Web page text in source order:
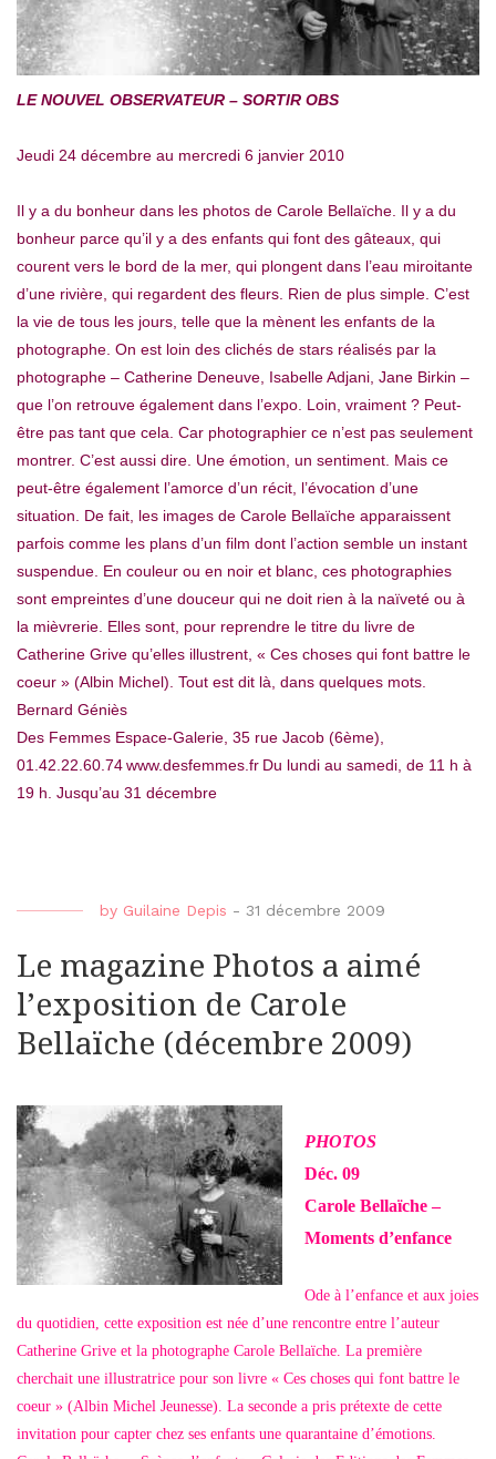
LE NOUVEL OBSERVATEUR – SORTIR OBS
Jeudi 24 décembre au mercredi 6 janvier 2010
Il y a du bonheur dans les photos de Carole Bellaïche. Il y a du
bonheur parce qu’il y a des enfants qui font des gâteaux, qui
courent vers le bord de la mer, qui plongent dans l’eau miroitante
d’une rivière, qui regardent des fleurs. Rien de plus simple. C’est
la vie de tous les jours, telle que la mènent les enfants de la
photographe. On est loin des clichés de stars réalisés par la
photographe – Catherine Deneuve, Isabelle Adjani, Jane Birkin –
que l’on retrouve également dans l’expo. Loin, vraiment ? Peut-
être pas tant que cela. Car photographier ce n’est pas seulement
montrer. C’est aussi dire. Une émotion, un sentiment. Mais ce
peut-être également l’amorce d’un récit, l’évocation d’une
situation. De fait, les images de Carole Bellaïche apparaissent
parfois comme les plans d’un film dont l’action semble un instant
suspendue. En couleur ou en noir et blanc, ces photographies
sont empreintes d’une douceur qui ne doit rien à la naïveté ou à
la mièvrerie. Elles sont, pour reprendre le titre du livre de
Catherine Grive qu’elles illustrent, « Ces choses qui font battre le
coeur » (Albin Michel). Tout est dit là, dans quelques mots.
Bernard Géniès
Des Femmes Espace-Galerie, 35 rue Jacob (6ème),
01.42.22.60.74www.desfemmes.fr Du lundi au samedi, de 11 h à
19 h. Jusqu’au 31 décembre
by Guilaine Depis - 31 décembre 2009
Le magazine Photos a aimé
l’exposition de Carole
Bellaïche (décembre 2009)
PHOTOS
Déc. 09
Carole Bellaïche –
Moments d’enfance
Ode à l’enfance et aux joies
du quotidien, cette exposition est née d’une rencontre entre l’auteur
Catherine Grive et la photographe Carole Bellaïche. La première
cherchait une illustratrice pour son livre « Ces choses qui font battre le
coeur » (Albin Michel Jeunesse). La seconde a pris prétexte de cette
invitation pour capter chez ses enfants une quarantaine d’émotions.